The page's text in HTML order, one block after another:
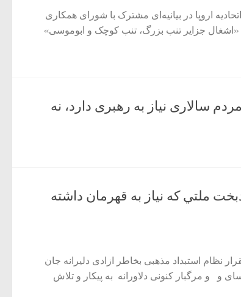
اروپا در بیانیه‌ای مشترک با شورای همکاری
«اشغال جزایر تنب بزرگ، تنب کوچک و ابوموسی»
سالاری نیاز به رهبری دارد، نه
ملتي که نیاز به قهرمان داشته
نظام استبداد مذهبی بخاطر ازادی دلیرانه جان
و و مرگبار کنونی دلاورانه به پیکار و تلاش